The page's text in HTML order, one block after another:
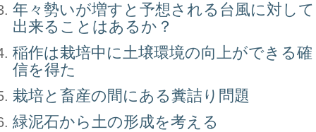
年々勢いが増すと予想される台風に対して
出来ることはあるか？
稲作は栽培中に土壌環境の向上ができる確
信を得た
栽培と畜産の間にある糞詰り問題
緑泥石から土の形成を考える